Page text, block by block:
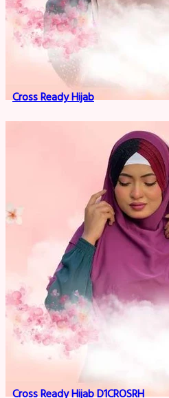
Cross Ready Hijab
Cross Ready Hijab D1CROSRH